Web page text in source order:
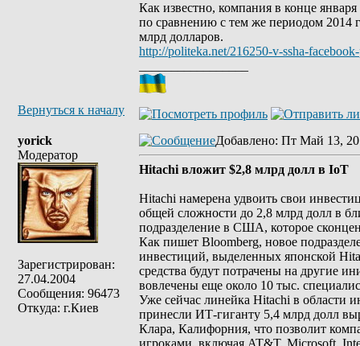
Как известно, компания в конце
по сравнению с тем же периодом 2014
млрд долларов.
http://politeka.net/216250-v-ssha-
Вернуться к началу
yorick
Модератор
Зарегистрирован:
27.04.2004
Сообщения: 96473
Откуда: г.Киев
Добавлено: Пт Май 13,
Hitachi вложит $2,8 млрд долл в IoT
Hitachi намерена удвоить свои
общей сложности до 2,8 млрд долл в
подразделение в США, которое
Как пишет Bloomberg, новое
инвестиций, выделенных японской
средства будут потрачены на другие
вовлечены еще около 10 тыс.
Уже сейчас линейка Hitachi в области
принесли ИТ-гиганту 5,4 млрд долл
Клара, Калифорния, что позволит
игроками, включая AT&T, Microsoft,